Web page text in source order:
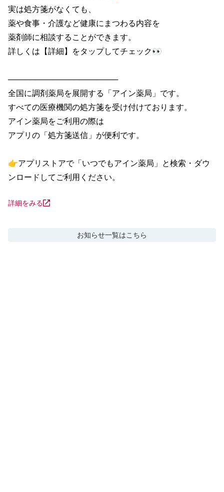
実は処方箋がなくても、
薬や食事・介護など健康にまつわる内容を
薬剤師に相談することができます。
詳しくは【詳細】をタップしてチェック👀
────────────────────
全国に調剤薬局を展開する「アイン薬局」です。
すべての医療機関の処方箋を受け付けております。
アイン薬局をご利用の際は
アプリの「処方箋送信」が便利です。
👉アプリストアで「いつでもアイン薬局」と検索・ダウ
ンロードしてご利用ください。
詳細をみる
お知らせ一覧はこちら